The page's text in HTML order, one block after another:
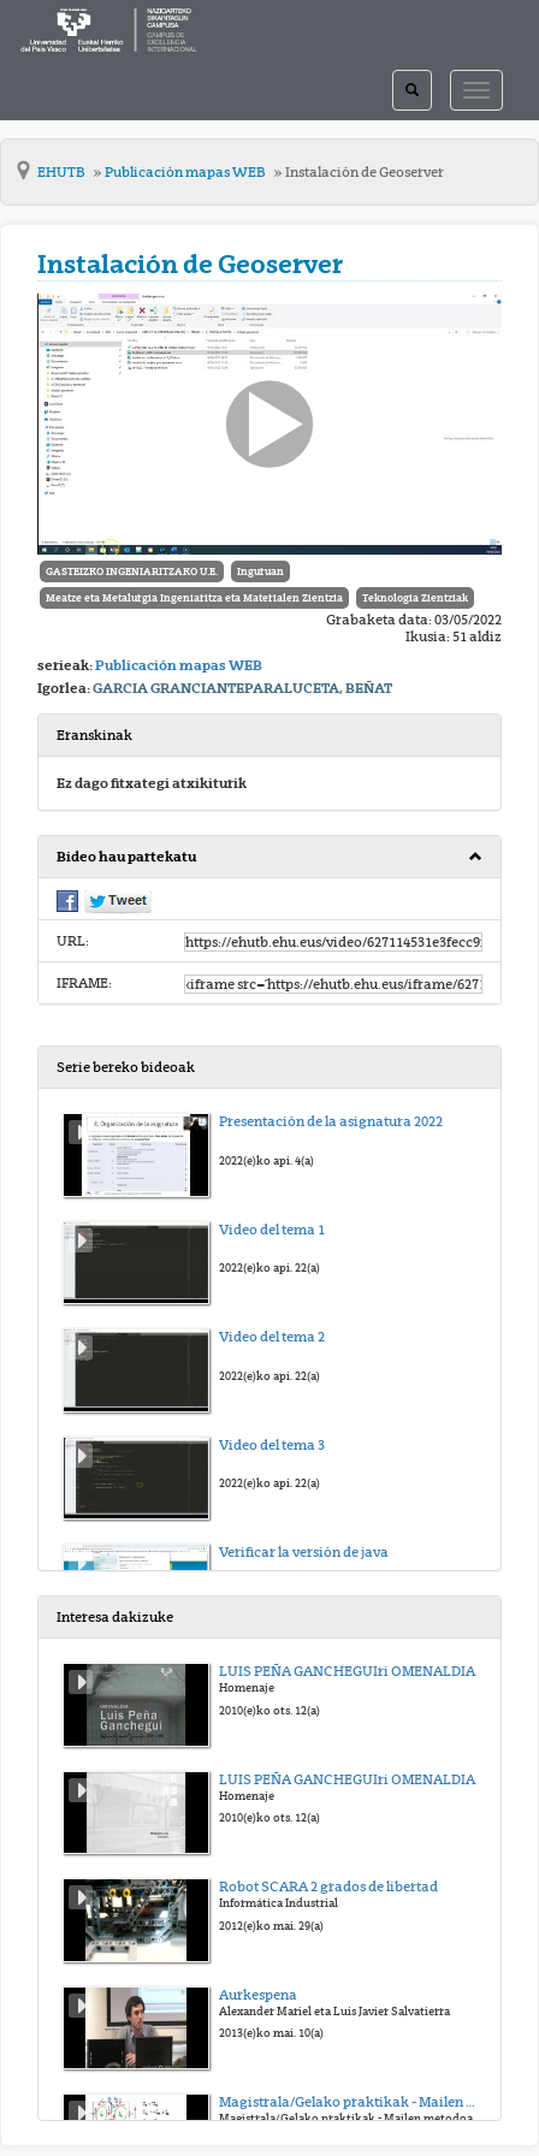
TOGGLE
TOGGLE
SEARCH
EHUTB Publicación mapas WEB Instalación de Geoserver
Instalación de Geoserver
GASTEIZKO INGENIARITZAKO U.E. Inguruan
Meatze eta Metalurgia Ingeniaritza eta Materialen Zientzia Teknologia Zientziak
Grabaketa data: 03/05/2022
Ikusia: 51 aldiz
serieak:Publicación mapas WEB
Igorlea:GARCIA GRANCIANTEPARALUCETA, BEÑAT
Eranskinak
Ez dago fitxategi atxikiturik
Bideo hau partekatu
URL:
IFRAME:
Serie bereko bideoak
Presentación de la asignatura 2022
2022(e)ko api. 4(a)
Video del tema 1
2022(e)ko api. 22(a)
Video del tema 2
2022(e)ko api. 22(a)
Video del tema 3
2022(e)ko api. 22(a)
Verificar la versión de java
Instalación de Geoserver
2022(e)ko mai. 3(a)
Orientada a objeto y cliente-servidor
2022(e)ko mai. 3(a)
Interesa dakizuke
LUIS PEÑA GANCHEGUIri OMENALDIA. 1. Zatia
Homenaje
2010(e)ko ots. 12(a)
Homenaje
2010(e)ko ots. 12(a)
Robot SCARA 2 grados de libertad
Informática Industrial
2012(e)ko mai. 29(a)
Aurkespena
Alexander Mariel eta Luis Javier Salvatierra
2013(e)ko mai. 10(a)
Magistrala/Gelako praktikak - Mailen metodoa
Magistrala/Gelako praktikak - Mailen metodoa (castellano)